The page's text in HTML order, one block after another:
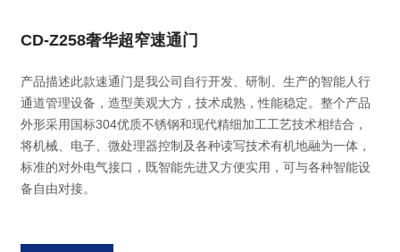
CD-Z258奢华超窄速通门
产品描述此款速通门是我公司自行开发、研制、生产的智能人行
通道管理设备，造型美观大方，技术成熟，性能稳定。整个产品
外形采用国标304优质不锈钢和现代精细加工工艺技术相结合，
将机械、电子、微处理器控制及各种读写技术有机地融为一体，
标准的对外电气接口，既智能先进又方便实用，可与各种智能设
备自由对接。